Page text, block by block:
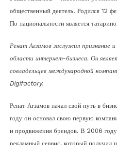
общественный деятель. Родился 12
По национальности является
Ренат Агзамов заслужил признание
области интернет-бизнеса. Он
совладельцев международной
Digifactory.
Ренат Агзамов начал свой путь в
году он основал свою первую
и продвижения брендов. В 2006
рекламный сервис, который получил